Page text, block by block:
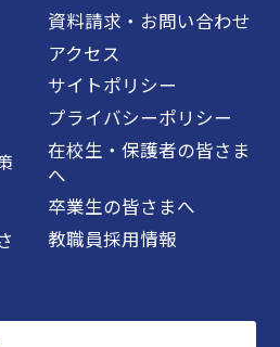
資料請求・お問い合わせ
アクセス
サイトポリシー
プライバシーポリシー
在校生・保護者の皆さま
へ
卒業生の皆さまへ
教職員採用情報